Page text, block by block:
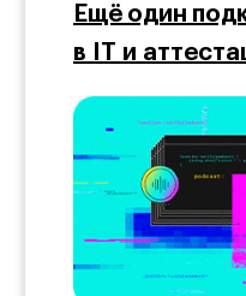
Ещё один
в IT и